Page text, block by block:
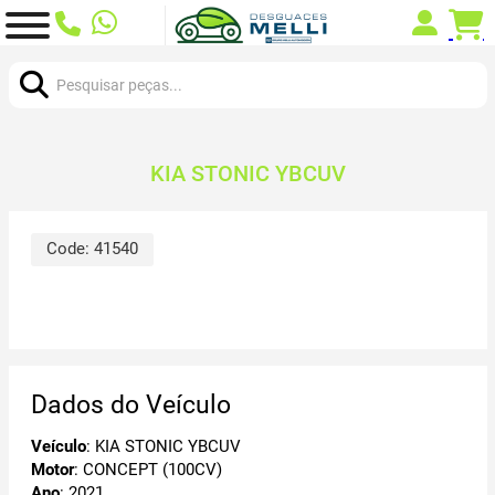
KIA STONIC YBCUV
Code: 41540
Dados do Veículo
Veículo: KIA STONIC YBCUV
Motor: CONCEPT (100CV)